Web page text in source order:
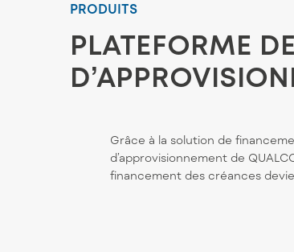
PRODUITS
PLATEFORME
Grâce à la solution de
d’approvisionnement de
financement des créances